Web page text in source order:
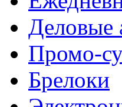
Деловые
Промо-
Брелоки